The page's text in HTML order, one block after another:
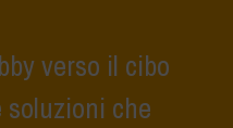
verso il cibo
che